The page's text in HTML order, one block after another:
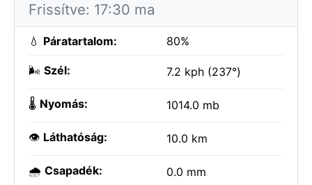
Frissítve: 17:30 ma
💧 Páratartalom: 80%
🌬️ Szél: 7.2 kph (237°)
🌡️ Nyomás: 1014.0 mb
👁️ Láthatóság: 10.0 km
🌧️ Csapadék: 0.0 mm